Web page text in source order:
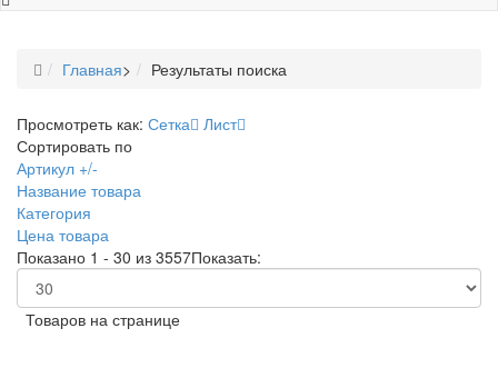
Главная> Результаты поиска
Просмотреть как: Сетка
Лист
Сортировать по
Артикул +/-
Название товара
Категория
Цена товара
Показано 1 - 30 из 3557Показать:
Товаров на странице